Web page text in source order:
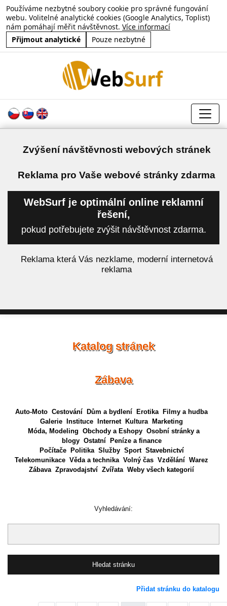
Používáme nezbytné soubory cookie pro správné fungování
webu. Volitelné analytické cookies (Google Analytics, Toplist)
nám pomáhají měřit návštěvnost. Více informací
Přijmout analytické
Pouze nezbytné
Zvýšení návštěvnosti webových stránek
Reklama pro Vaše webové stránky zdarma
WebSurf je optimální online reklamní
řešení,
pokud potřebujete zvýšit návštěvnost zdarma.
Reklama která Vás nezklame, moderní internetová
reklama
Katalog stránek
Zábava
Auto-Moto Cestování Dům a bydlení Erotika
Filmy a hudba
Galerie
Instituce Internet Kultura
Marketing
Móda, Modeling Obchody a Eshopy Osobní stránky a
blogy Ostatní
Peníze a finance
Počítače
Politika Služby Sport Stavebnictví
Telekomunikace Věda a technika Volný čas Vzdělání Warez
Zábava Zpravodajství Zvířata Weby všech kategorií
Vyhledávání:
Přidat stránku do katalogu